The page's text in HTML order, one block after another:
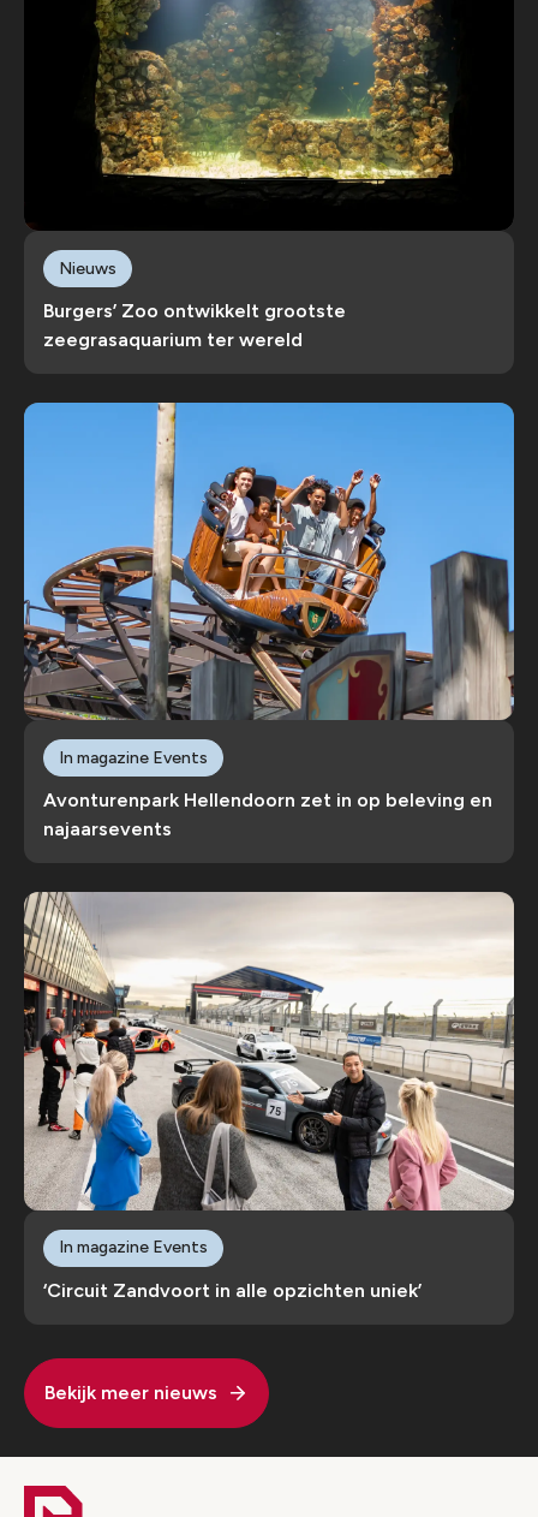
Burgers’ Zoo ontwikkelt grootste
zeegrasaquarium ter wereld
Nieuws
Avonturenpark Hellendoorn zet in op beleving en
najaarsevents
In magazine Events
‘Circuit Zandvoort in alle opzichten uniek’
In magazine Events
Bekijk meer nieuws